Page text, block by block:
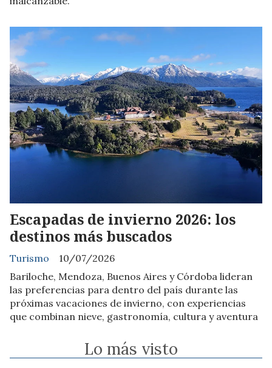
Escapadas de invierno 2026: los
destinos más buscados
Turismo
10/07/2026
Bariloche, Mendoza, Buenos Aires y Córdoba lideran
las preferencias para dentro del país durante las
próximas vacaciones de invierno, con experiencias
que combinan nieve, gastronomía, cultura y aventura
Lo más visto